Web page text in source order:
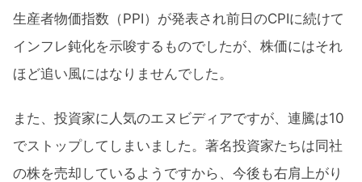
生産者物価指数（PPI）が発表され前日のCPIに続けて
インフレ鈍化を示唆するものでしたが、株価にはそれ
ほど追い風にはなりませんでした。
また、投資家に人気のエヌビディアですが、連騰は10
でストップしてしまいました。著名投資家たちは同社
の株を売却しているようですから、今後も右肩上がり